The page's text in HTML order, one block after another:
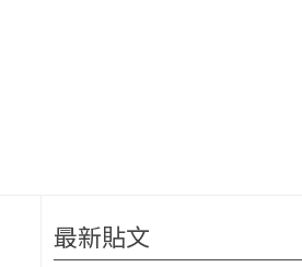
最新貼文